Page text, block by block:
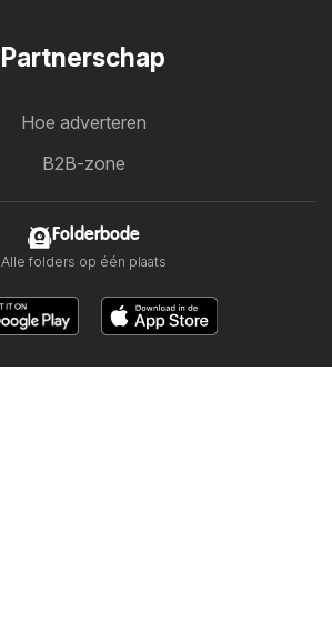
Partnerschap
Hoe adverteren
B2B-zone
Folderbode
Alle folders op één plaats